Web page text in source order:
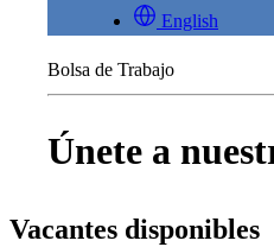
English
Bolsa de Trabajo
Únete a
Vacantes disponibles